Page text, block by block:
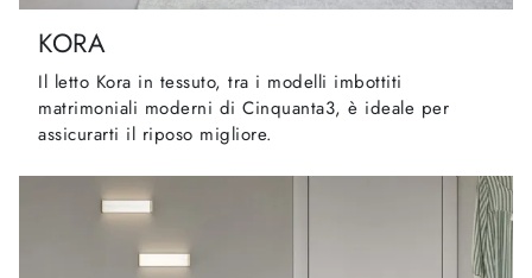
KORA
Il letto Kora in tessuto, tra i modelli imbottiti
matrimoniali moderni di Cinquanta3, è ideale per
assicurarti il riposo migliore.